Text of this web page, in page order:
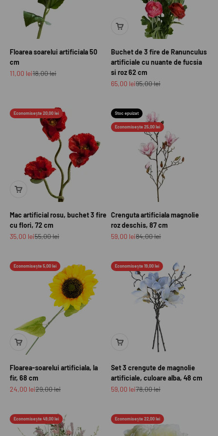
Floarea soarelui artificiala 50
cm
Preț redus
11,00 leiPreț normal
18,00 lei
Buchet de 3 fire de Ranunculus
artificiale cu nuante de fucsia
si roz 62 cm
Preț redus
65,00 leiPreț normal
95,00 lei
Economisește 20,00 lei
Mac artificial rosu, buchet 3 fire
cu flori, 72 cm
Preț redus
35,00 leiPreț normal
55,00 lei
Stoc epuizat
Economisește 25,00 lei
Crenguta artificiala magnolie
roz deschis, 87 cm
Preț redus
59,00 leiPreț normal
84,00 lei
Economisește 5,00 lei
Floarea-soarelui artificiala, la
fir, 68 cm
Preț redus
24,00 leiPreț normal
29,00 lei
Economisește 19,00 lei
Set 3 crengute de magnolie
artificiale, culoare alba, 48 cm
Preț redus
59,00 leiPreț normal
78,00 lei
Economisește 49,00 lei Economisește 22,00 lei